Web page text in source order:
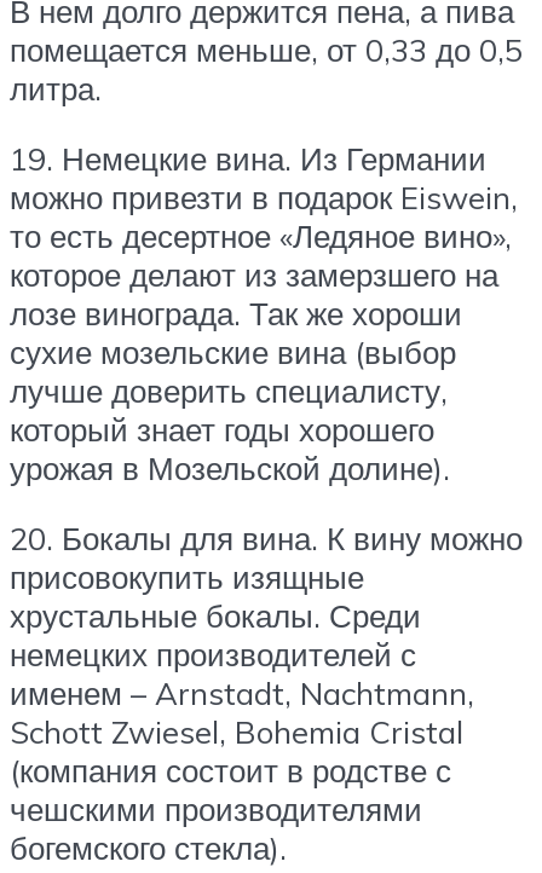
В нем долго держится пена, а пива
помещается меньше, от 0,33 до 0,5
литра.
19. Немецкие вина. Из Германии
можно привезти в подарок Eiswein,
то есть десертное «Ледяное вино»,
которое делают из замерзшего на
лозе винограда. Так же хороши
сухие мозельские вина (выбор
лучше доверить специалисту,
который знает годы хорошего
урожая в Мозельской долине).
20. Бокалы для вина. К вину можно
присовокупить изящные
хрустальные бокалы. Среди
немецких производителей с
именем – Arnstadt, Nachtmann,
Schott Zwiesel, Bohemia Cristal
(компания состоит в родстве с
чешскими производителями
богемского стекла).